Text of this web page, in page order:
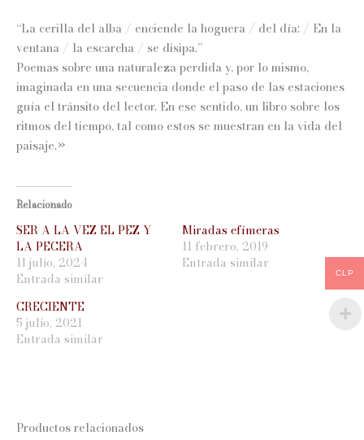
“La cerilla del alba / enciende la hoguera / del día: / En la
ventana / la escarcha / se disipa.”
Poemas sobre una naturaleza perdida y, por lo mismo,
imaginada en una secuencia donde el paso de las estaciones
guía el tránsito del lector. En ese sentido, un libro sobre los
ritmos del tiempo, tal como estos se muestran en la vida del
paisaje.»
Relacionado
SER A LA VEZ EL PEZ Y
LA PECERA
11 julio, 2024
Entrada similar
Miradas efímeras
11 febrero, 2019
Entrada similar
CRECIENTE
5 julio, 2021
Entrada similar
Productos relacionados
CLP